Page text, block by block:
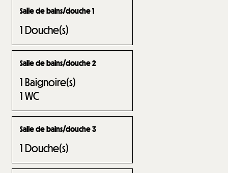
Salle de bains/douche 1
1 Douche(s)
Salle de bains/douche 2
1 Baignoire(s)
1WC
Salle de bains/douche 3
1 Douche(s)